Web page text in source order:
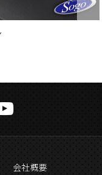
会社概要